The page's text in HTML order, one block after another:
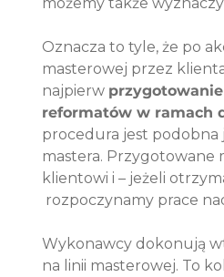
Oznacza to tyle, że po
masterowej przez
najpierw
reformatów w ramach
procedura jest podobna
mastera. Przygotowane
klientowi i – jeżeli
rozpoczynamy prace
Wykonawcy dokonują
na linii masterowej. To